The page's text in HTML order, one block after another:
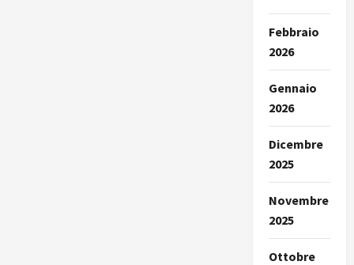
Febbraio
2026
Gennaio
2026
Dicembre
2025
Novembre
2025
Ottobre